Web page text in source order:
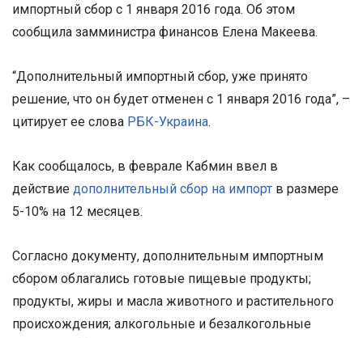
импортный сбор с 1 января 2016 года. Об этом
сообщила замминистра финансов Елена Макеева.
“Дополнительный импортный сбор, уже принято
решение, что он будет отменен с 1 января 2016 года”, –
цитирует ее слова РБК-Украина.
Как сообщалось, в феврале Кабмин ввел в
действие дополнительный сбор на импорт в размере
5-10% на 12 месяцев.
Согласно документу, дополнительным импортным
сбором облагались готовые пищевые продукты;
продукты, жиры и масла животного и растительного
происхождения; алкогольные и безалкогольные